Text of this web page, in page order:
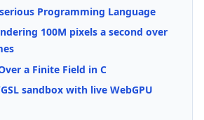
Programming Language
100M pixels a second over
a Finite Field in C
sandbox with live WebGPU